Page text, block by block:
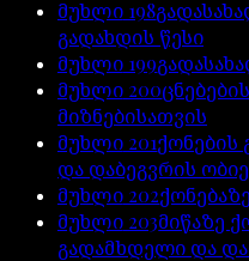
მუხლი 198
გადახდის წესი
მუხლი 199
მუხლი 200
მიზნებისათვის
მუხლი 201ქონების
და დაბეგვრის
მუხლი 202
მუხლი 203მიწაზე
გადამხდელი და